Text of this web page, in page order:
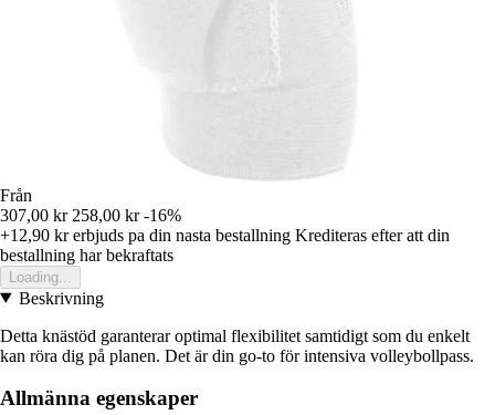
Från
307,00 kr 258,00 kr -16%
+12,90 krerbjuds pa din nasta bestallning Krediteras efter att din
bestallning har bekraftats
Loading...
Beskrivning
Detta knästöd garanterar optimal flexibilitet samtidigt som du enkelt
kan röra dig på planen. Det är din go-to för intensiva volleybollpass.
Allmänna egenskaper